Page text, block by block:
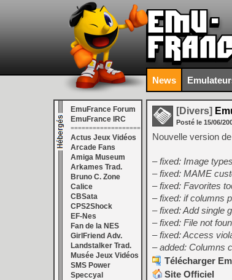
News
EmuFrance Forum
EmuFrance IRC
===================
Actus Jeux Vidéos
Arcade Fans
Amiga Museum
Arkames Trad.
Bruno C. Zone
Calice
CBSata
CPS2Shock
EF-Nes
Fan de la NES
GirlFriend Adv.
Landstalker Trad.
Musée Jeux Vidéos
SMS Power
Speccyal
[Divers]
Posté le 15/06/
Nouvelle version
– fixed: Image
– fixed: MAME
– fixed: Favorites
– fixed: if columns
– fixed: Add single
– fixed: File not
– fixed: Access
– added: Columns
Télécharger
Site Officiel